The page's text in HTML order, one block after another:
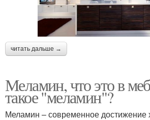
читать дальше →
Меламин, что это в
такое "меламин"?
Меламин – современное достижение